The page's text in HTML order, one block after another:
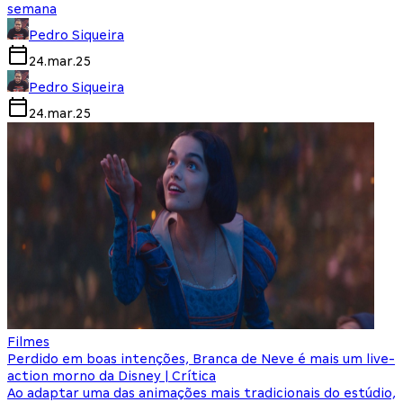
semana
Pedro Siqueira
24.mar.25
Pedro Siqueira
24.mar.25
Filmes
Perdido em boas intenções, Branca de Neve é mais um live-
action morno da Disney | Crítica
Ao adaptar uma das animações mais tradicionais do estúdio,